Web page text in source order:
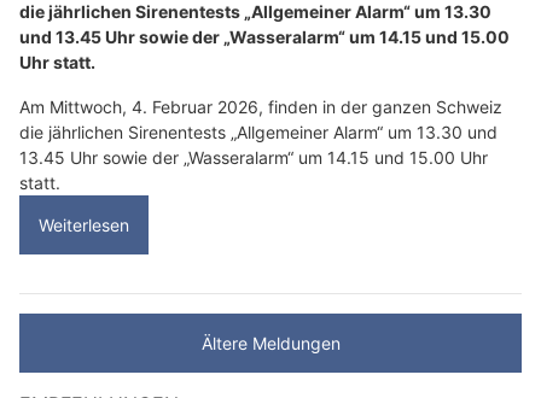
die jährlichen Sirenentests „Allgemeiner Alarm“ um 13.30
und 13.45 Uhr sowie der „Wasseralarm“ um 14.15 und 15.00
Uhr statt.
Am Mittwoch, 4. Februar 2026, finden in der ganzen Schweiz
die jährlichen Sirenentests „Allgemeiner Alarm“ um 13.30 und
13.45 Uhr sowie der „Wasseralarm“ um 14.15 und 15.00 Uhr
statt.
Weiterlesen
Ältere Meldungen